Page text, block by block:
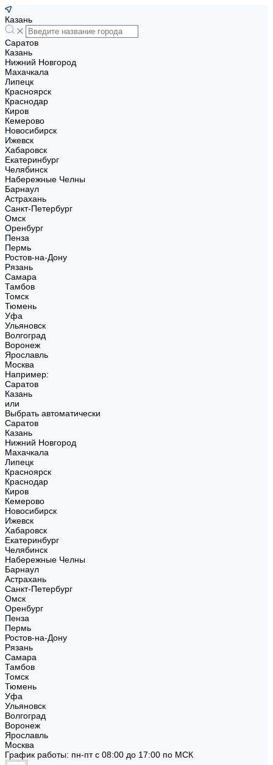
Казань
Саратов
Казань
Нижний Новгород
Махачкала
Липецк
Красноярск
Краснодар
Киров
Кемерово
Новосибирск
Ижевск
Хабаровск
Екатеринбург
Челябинск
Набережные Челны
Барнаул
Астрахань
Санкт-Петербург
Омск
Оренбург
Пенза
Пермь
Ростов-на-Дону
Рязань
Самара
Тамбов
Томск
Тюмень
Уфа
Ульяновск
Волгоград
Воронеж
Ярославль
Москва
Например:
Саратов
Казань
или
Выбрать автоматически
Саратов
Казань
Нижний Новгород
Махачкала
Липецк
Красноярск
Краснодар
Киров
Кемерово
Новосибирск
Ижевск
Хабаровск
Екатеринбург
Челябинск
Набережные Челны
Барнаул
Астрахань
Санкт-Петербург
Омск
Оренбург
Пенза
Пермь
Ростов-на-Дону
Рязань
Самара
Тамбов
Томск
Тюмень
Уфа
Ульяновск
Волгоград
Воронеж
Ярославль
Москва
График работы: пн-пт с 08:00 до 17:00 по МСК